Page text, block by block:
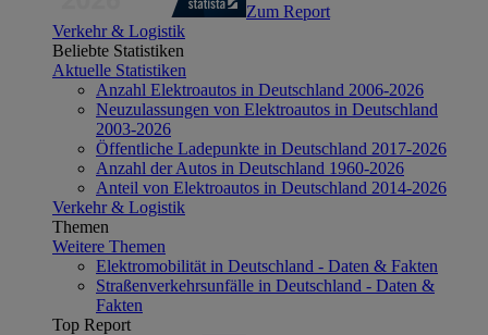
Zum Report
Verkehr & Logistik
Beliebte Statistiken
Aktuelle Statistiken
Anzahl Elektroautos in Deutschland 2006-2026
Neuzulassungen von Elektroautos in Deutschland
2003-2026
Öffentliche Ladepunkte in Deutschland 2017-2026
Anzahl der Autos in Deutschland 1960-2026
Anteil von Elektroautos in Deutschland 2014-2026
Verkehr & Logistik
Themen
Weitere Themen
Elektromobilität in Deutschland - Daten & Fakten
Straßenverkehrsunfälle in Deutschland - Daten &
Fakten
Top Report